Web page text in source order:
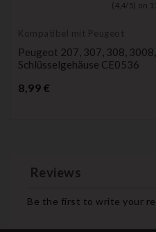
( 4,4/ 5) on
Kompatibel mit Peugeot
Peugeot 207, 307, 308,
Schlüsselgehäuse CE0536
8,99 €
Reviews
Be the first to write your